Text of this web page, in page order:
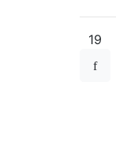
19